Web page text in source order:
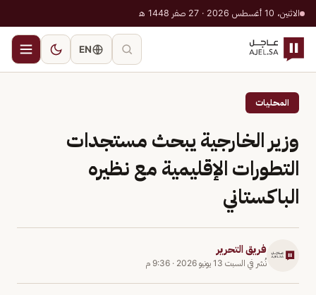
الاثنين، 10 أغسطس 2026 · 27 صفر 1448 هـ
EN
المحليات
وزير الخارجية يبحث مستجدات
التطورات الإقليمية مع نظيره
الباكستاني
فريق التحرير
نُشر في السبت 13 يونيو 2026 · 9:36 م